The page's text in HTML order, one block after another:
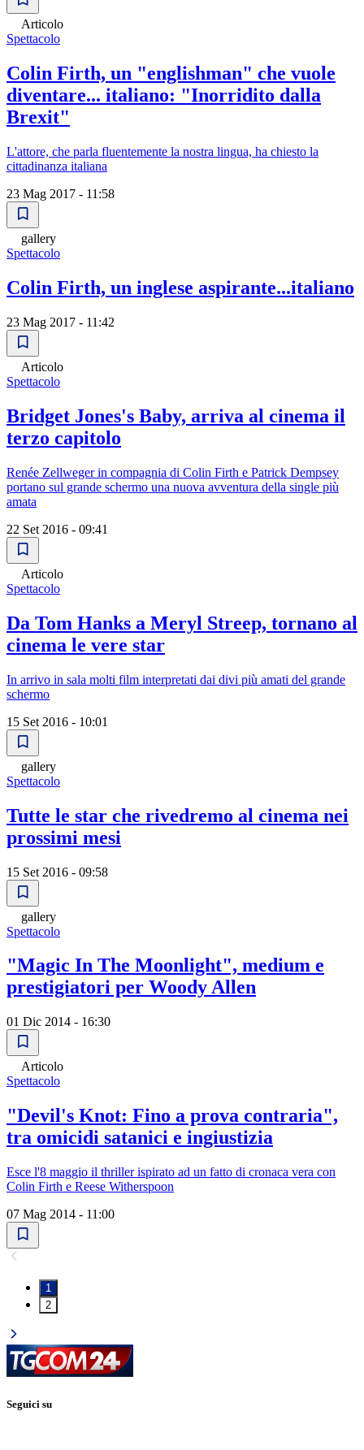
Articolo
Spettacolo
Colin Firth, un "englishman" che vuole
diventare... italiano: "Inorridito dalla
Brexit"
L'attore, che parla fluentemente la nostra lingua, ha chiesto la
cittadinanza italiana
23 Mag 2017 - 11:58
gallery
Spettacolo
Colin Firth, un inglese aspirante...italiano
23 Mag 2017 - 11:42
Articolo
Spettacolo
Bridget Jones's Baby, arriva al cinema il
terzo capitolo
Renée Zellweger in compagnia di Colin Firth e Patrick Dempsey
portano sul grande schermo una nuova avventura della single più
amata
22 Set 2016 - 09:41
Articolo
Spettacolo
Da Tom Hanks a Meryl Streep, tornano al
cinema le vere star
In arrivo in sala molti film interpretati dai divi più amati del grande
schermo
15 Set 2016 - 10:01
gallery
Spettacolo
Tutte le star che rivedremo al cinema nei
prossimi mesi
15 Set 2016 - 09:58
gallery
Spettacolo
"Magic In The Moonlight", medium e
prestigiatori per Woody Allen
01 Dic 2014 - 16:30
Articolo
Spettacolo
"Devil's Knot: Fino a prova contraria",
tra omicidi satanici e ingiustizia
Esce l'8 maggio il thriller ispirato ad un fatto di cronaca vera con
Colin Firth e Reese Witherspoon
07 Mag 2014 - 11:00
1
2
Seguici su